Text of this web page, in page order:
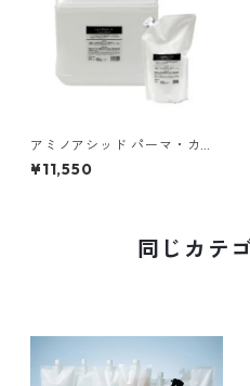
アミノアシッド パーマ・カー
リング専用レブリン酸（5000
ml）
¥11,550
同じカテ